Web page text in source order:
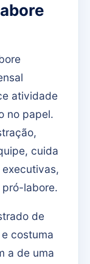
atividade
no papel.
cuida
labore.
de
costuma
a de uma